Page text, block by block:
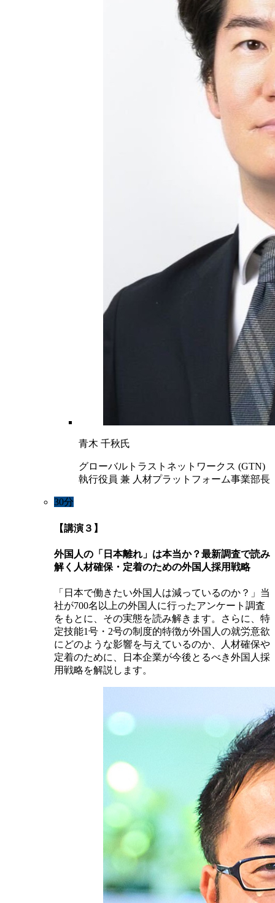
青木 千秋氏
グローバルトラストネットワークス (GTN)
執行役員 兼 人材プラットフォーム事業部長
30分
【講演３】
外国人の「日本離れ」は本当か？最新調査で読み
解く人材確保・定着のための外国人採用戦略
「日本で働きたい外国人は減っているのか？」当
社が700名以上の外国人に行ったアンケート調査
をもとに、その実態を読み解きます。さらに、特
定技能1号・2号の制度的特徴が外国人の就労意欲
にどのような影響を与えているのか、人材確保や
定着のために、日本企業が今後とるべき外国人採
用戦略を解説します。